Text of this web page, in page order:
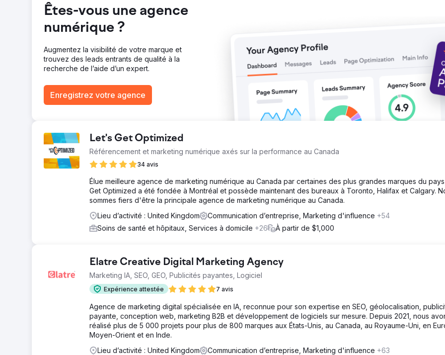
Êtes-vous une agence
numérique ?
Augmentez la visibilité de votre marque et
trouvez des leads entrants de qualité à la
recherche de l’aide d’un expert.
Enregistrez votre agence
Let's Get Optimized
Référencement et marketing numérique axés sur la performance au Canada
34 avis
Élue meilleure agence de marketing numérique au Canada par certaines des plus grandes marques du
Get Optimized a été fondée à Montréal et possède maintenant des bureaux à Toronto, Halifax et Calgary.
sommes fiers d'être la principale agence de marketing numérique au Canada.
Lieu d’activité : United Kingdom
Communication d’entreprise, Marketing d'influence +54
Soins de santé et hôpitaux, Services à domicile +26 À partir de $1,000
Elatre Creative Digital Marketing Agency
Marketing IA, SEO, GEO, Publicités payantes, Logiciel
Expérience attestée 7 avis
Agence de marketing digital spécialisée en IA, reconnue pour son expertise en SEO, géolocalisation,
payante, conception web, marketing B2B et développement de logiciels sur mesure. Depuis 2021, nous
réalisé plus de 5 000 projets pour plus de 800 marques aux États-Unis, au Canada, au Royaume-Uni, en
Moyen-Orient et en Inde.
Lieu d’activité : United Kingdom
Communication d’entreprise, Marketing d'influence +63